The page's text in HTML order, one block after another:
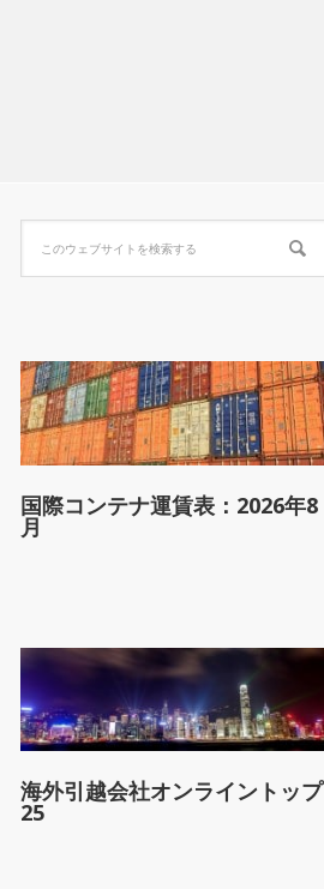
国際コンテナ運賃表：2026年8
月
海外引越会社オンライントップ
25